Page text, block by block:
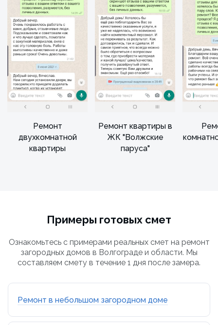
Ремонт
двухкомнатной
квартиры
Ремонт квартиры в
ЖК "Волжские
паруса"
Примеры готовых смет
Ознакомьтесь с примерами реальных смет на ремонт
загородных домов в Волгограде и области. Мы
составляем смету в течение 1 дня после замера.
Ремонт в небольшом загородном доме